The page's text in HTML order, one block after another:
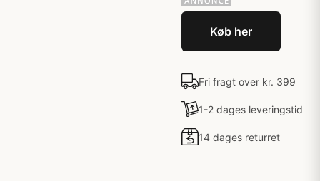
Køb her
Fri fragt over kr. 399
1-2 dages leveringstid
14 dages returret